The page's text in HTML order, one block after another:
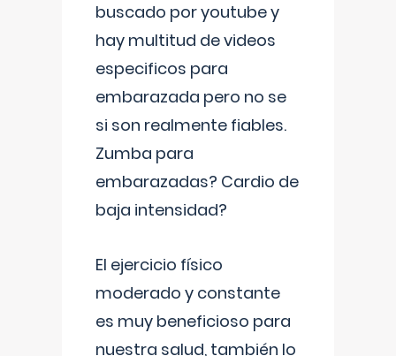
buscado por youtube y
hay multitud de videos
especificos para
embarazada pero no se
si son realmente fiables.
Zumba para
embarazadas? Cardio de
baja intensidad?
El ejercicio físico
moderado y constante
es muy beneficioso para
nuestra salud, también lo